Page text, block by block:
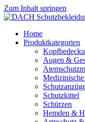
Zum Inhalt springen
Home
Produktkategorien
Augen &
Schutzkittel
Schürzen
Hemden &